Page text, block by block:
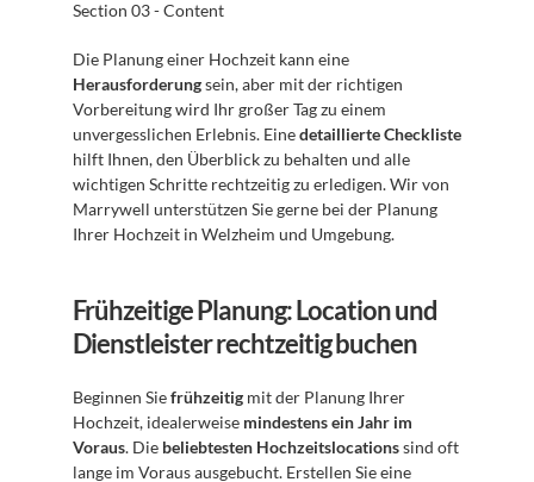
Section 03 - Content
Herausforderung sein, aber mit der richtigen
Vorbereitung wird Ihr großer Tag zu einem
unvergesslichen Erlebnis. Eine detaillierte Checkliste
hilft Ihnen, den Überblick zu behalten und alle
wichtigen Schritte rechtzeitig zu erledigen. Wir von
Marrywell unterstützen Sie gerne bei der Planung
Ihrer Hochzeit in Welzheim und Umgebung.
Frühzeitige Planung: Location und
Dienstleister rechtzeitig buchen
Beginnen Sie frühzeitig mit der Planung Ihrer
Hochzeit, idealerweise mindestens ein Jahr im
Voraus. Die beliebtesten Hochzeitslocations sind oft